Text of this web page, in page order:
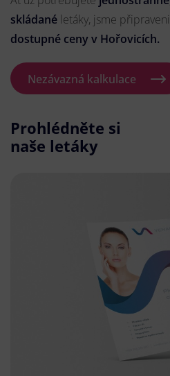
skládané letáky, jsme
dostupné ceny v Hořovicích.
Nezávazná kalkulace
Prohlédněte si
naše letáky